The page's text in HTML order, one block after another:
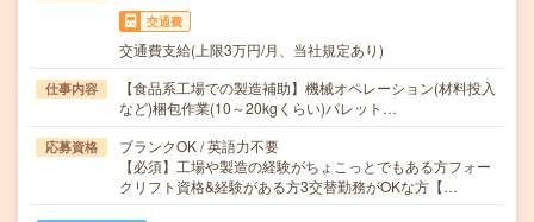
交通費
交通費支給(上限3万円/月、当社規定あり)
仕事内容
【食品系工場での製造補助】機械オペレーション(材料投入
など)梱包作業(10～20kgくらい)パレット…
応募資格
ブランクOK / 英語力不要
【必須】工場や製造の経験がちょこっとでもある方フォー
クリフト資格&経験がある方3交替勤務がOKな方【…